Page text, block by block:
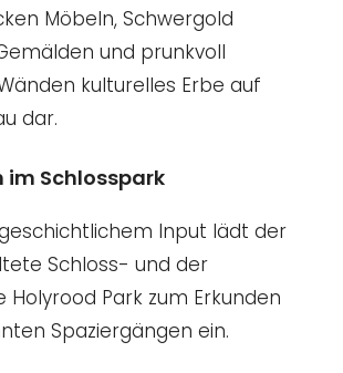
Möbeln, Schwergold
und prunkvoll
kulturelles Erbe auf
dar.
im Schlosspark
Input lädt der
Schloss- und der
Holyrood Park zum Erkunden
Spaziergängen ein.